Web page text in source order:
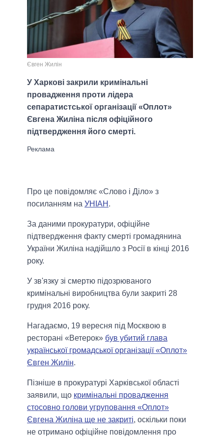
Євген Жилін
У Харкові закрили кримінальні
провадження проти лідера
сепаратистської організації «Оплот»
Євгена Жиліна після офіційного
підтвердження його смерті.
Про це повідомляє «Слово і Діло» з
посиланням на УНІАН .
За даними прокуратури, офіційне
підтвердження факту смерті громадянина
України Жиліна надійшло з Росії в кінці 2016
року.
У зв'язку зі смертю підозрюваного
кримінальні виробництва були закриті 28
грудня 2016 року.
Нагадаємо, 19 вересня під Москвою в
ресторані «Ветерок» був убитий глава
української громадської організації «Оплот»
Євген Жилін.
Пізніше в прокуратурі Харківської області
заявили, що кримінальні провадження
стосовно голови угруповання «Оплот»
Євгена Жиліна ще не закриті, оскільки поки
не отримано офіційне повідомлення про